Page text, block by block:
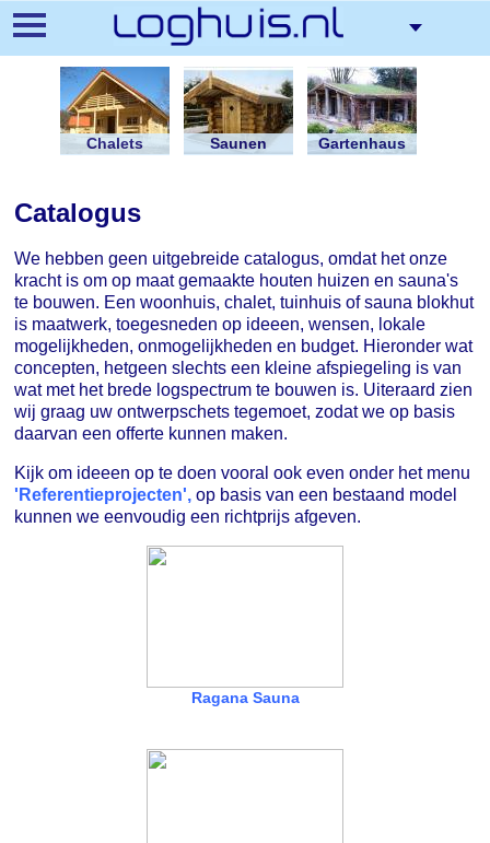
Direkt
zum
Inhalt
Chalets Saunen Gartenhaus
Catalogus
We hebben geen uitgebreide catalogus, omdat het onze
kracht is om op maat gemaakte houten huizen en sauna's
te bouwen. Een woonhuis, chalet, tuinhuis of sauna blokhut
is maatwerk, toegesneden op ideeen, wensen, lokale
mogelijkheden, onmogelijkheden en budget. Hieronder wat
concepten, hetgeen slechts een kleine afspiegeling is van
wat met het brede logspectrum te bouwen is. Uiteraard zien
wij graag uw ontwerpschets tegemoet, zodat we op basis
daarvan een offerte kunnen maken.
Kijk om ideeen op te doen vooral ook even onder het menu
'Referentieprojecten', op basis van een bestaand model
kunnen we eenvoudig een richtprijs afgeven.
Ragana Sauna